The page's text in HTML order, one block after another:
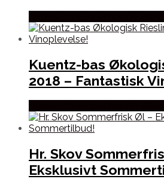
Kuentz-bas
2018 – Fantastisk
Hr. Skov
Eksklusivt